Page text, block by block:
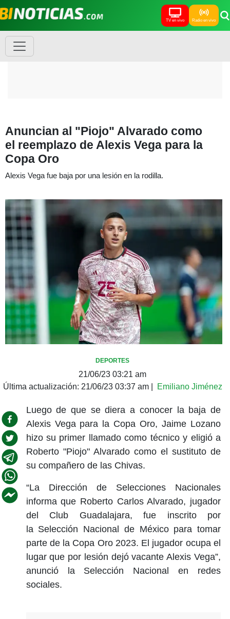
TV en vivo Radio en vivo
Anuncian al "Piojo" Alvarado como
el reemplazo de Alexis Vega para la
Copa Oro
Alexis Vega fue baja por una lesión en la rodilla.
DEPORTES
21/06/23 03:21 am
Última actualización: 21/06/23 03:37 am| Emiliano Jiménez
Luego de que se diera a conocer la baja de
Alexis Vega para la Copa Oro, Jaime Lozano
hizo su primer llamado como técnico y eligió a
Roberto "Piojo" Alvarado como el sustituto de
su compañero de las Chivas.
“La Dirección de Selecciones Nacionales
informa que Roberto Carlos Alvarado, jugador
del Club Guadalajara, fue inscrito por
la Selección Nacional de México para tomar
parte de la Copa Oro 2023. El jugador ocupa el
lugar que por lesión dejó vacante Alexis Vega”,
anunció la Selección Nacional en redes
sociales.